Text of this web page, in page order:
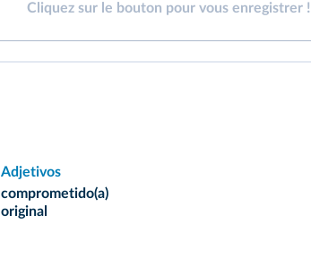
Cliquez sur le bouton pour vous enregistrer !
Adjetivos
comprometido(a)
original